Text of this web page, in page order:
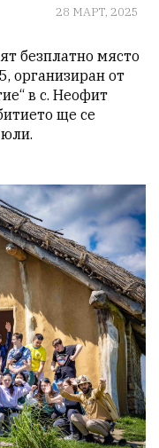
28 МАРТ, 2025
безплатно място
организиран от
в с. Неофит
ще се